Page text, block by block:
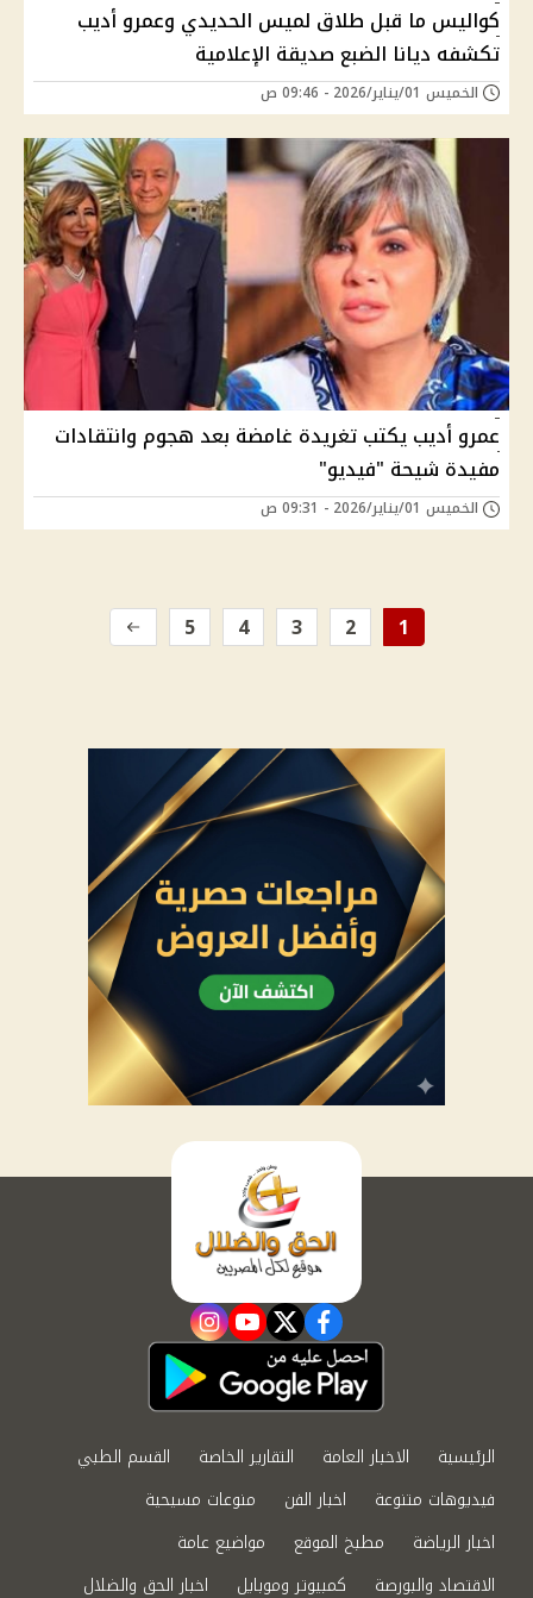
كواليس ما قبل طلاق لميس الحديدي وعمرو أديب
تكشفه ديانا الضبع صديقة الإعلامية
الخميس 01/يناير/2026 - 09:46 ص
عمرو أديب يكتب تغريدة غامضة بعد هجوم وانتقادات
مفيدة شيحة "فيديو"
الخميس 01/يناير/2026 - 09:31 ص
1
2
3
4
5
facebook
twitter
youtube
instagram
الرئيسية الاخبار العامة التقارير الخاصة
القسم الطبي
فيديوهات متنوعة
اخبار الفن
منوعات مسيحية
اخبار الرياضة
مطبخ الموقع
مواضيع عامة
الاقتصاد والبورصة
كمبيوتر وموبايل اخبار الحق والضلال